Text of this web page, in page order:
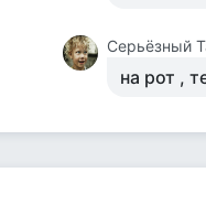
Серьёзный
на рот ,